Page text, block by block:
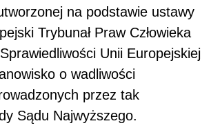
na podstawie ustawy
Trybunał Praw Człowieka
Unii Europejskiej
o wadliwości
przez tak
Sądu Najwyższego.